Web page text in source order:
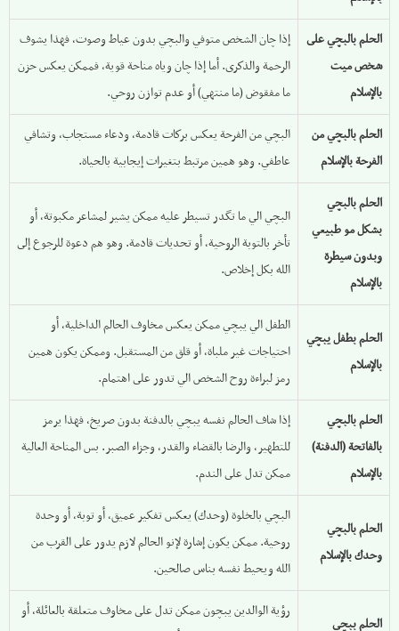
الحلم بالبچي على
شخص ميت
بالإسلام
إذا چان الشخص متوفي والبچي بدون عياط وصوت، فهذا يشوف
الرحمة والذكرى. أما إذا چان وياه مناحة قوية، فممكن يعكس حزن
ما مفقوض (ما منتهي) أو عدم توازن روحي.
الحلم بالبچي من
الفرحة بالإسلام
البچي من الفرحة يعكس بركات قادمة، ودعاء مستجاب، وتشافي
عاطفي. وهو همين مرتبط بتغيرات إيجابية بالحياة.
الحلم بالبچي
بشكل مو طبيعي
وبدون سيطرة
بالإسلام
البچي الي ما تگدر تسيطر عليه ممكن يشير لمشاعر مكبوتة، أو
تأخر بالتوبة الروحية، أو تحديات قادمة. وهو هم دعوة للرجوع إلى
الله بكل إخلاص.
الحلم بطفل يبچي
بالإسلام
الطفل الي يبچي ممكن يعكس مخاوف الحالم الداخلية، أو
احتياجات غير ملباة، أو قلق من المستقبل. وممكن يكون همين
رمز لبراءة روح الشخص الي تدور على اهتمام.
الحلم بالبچي
بالفاتحة (الدفنة)
بالإسلام
إذا شاف الحالم نفسه يبچي بالدفنة بدون صريخ، فهذا يرمز
للتطهير، والرضا بالقضاء والقدر، وجزاء الصبر. بس المناحة العالية
ممكن تدل على الندم.
الحلم بالبچي
وحدك بالإسلام
البچي بالخلوة (وحدك) يعكس تفكير عميق، أو توبة، أو وحدة
روحية. ممكن يكون إشارة لإنو الحالم لازم يدور على القرب من
الله ويحيط نفسه بناس صالحين.
الحلم ببچي
رؤية الوالدين يبچون ممكن تدل على مخاوف متعلقة بالعائلة، أو